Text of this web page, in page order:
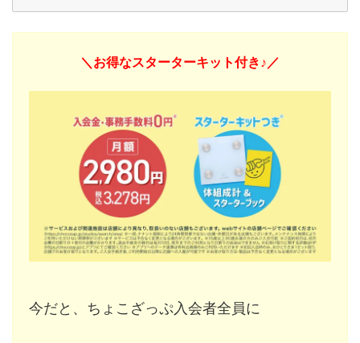
＼お得なスターターキット付き♪／
今だと、ちょこざっぷ入会者全員に